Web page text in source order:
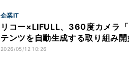
企業IT
リコー×LIFULL、360度カメラ
テンツを自動生成する取り組み
2026/05/12 10:26